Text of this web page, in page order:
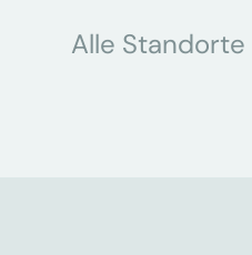
Alle Standorte